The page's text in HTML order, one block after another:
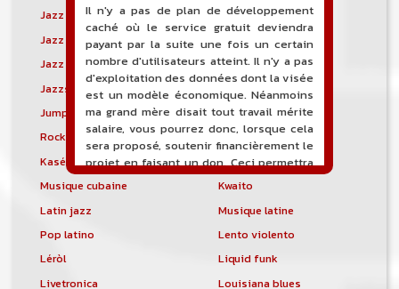
Jazz blues
Jazz modal
Jazz Nouvelle-Orléans
Jazz punk
Jazz vocal
Jazz-funk
Jazzstep
Jersey club
Jump blues
Jump-up
Rock canadien
Kansas City blues
Kasékò
Kizomba
Musique cubaine
Kwaito
Latin jazz
Musique latine
Pop latino
Lento violento
Léròl
Liquid funk
Livetronica
Louisiana blues
Il n'y a pas de plan de développement
caché où le service gratuit deviendra
payant par la suite une fois un certain
nombre d'utilisateurs atteint. Il n'y a pas
d'exploitation des données dont la visée
est un modèle économique. Néanmoins
ma grand mère disait tout travail mérite
salaire, vous pourrez donc, lorsque cela
sera proposé, soutenir financièrement le
projet en faisant un don. Ceci permettra
de financer l'hébergement, le nom de
de développement du site, et peut-être
une campagne de communication. Il va
comptabilité sera totalement publique
visible directement sur le site.